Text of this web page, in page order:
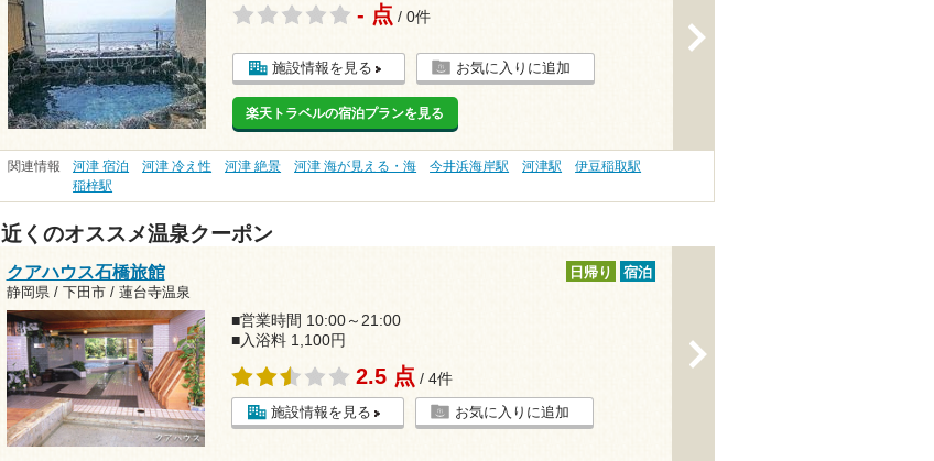
- 点 / 0件
施設情報を見る お気に入りに追加
楽天トラベルの宿泊プランを見る
関連情報 河津 宿泊 河津 冷え性 河津 絶景 河津 海が見える・海 今井浜海岸駅 河津駅
伊豆稲取駅
稲梓駅
近くのオススメ温泉クーポン
クアハウス石橋旅館
静岡県 / 下田市 / 蓮台寺温泉
日帰り 宿泊
■営業時間 10:00～21:00
■入浴料 1,100円
2.5 点 / 4件
施設情報を見る お気に入りに追加